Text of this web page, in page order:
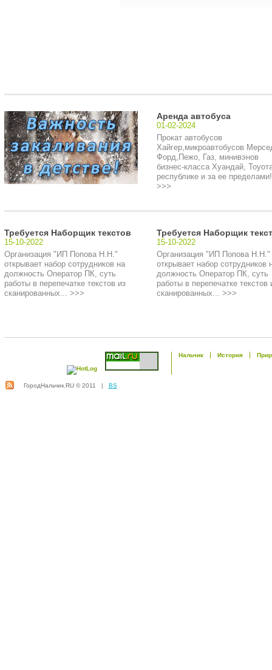
Аренда автобуса
01-02-2024
Прокат автобусов
Хайгер,микроавтобусов
Форд,Пежо, Газ, минивэнов
бизнес-класса Хуандай,
республике и за ее
>>>
Требуется Наборщик текстов
15-10-2022
Организация "ИП Попова Н.Н."
открывает набор сотрудников на
должность Оператор ПК, суть
работы в перепечатке текстов из
сканированных... >>>
Требуется Наборщик
15-10-2022
Организация "ИП Попова Н.Н."
открывает набор сотрудников
должность Оператор ПК, суть
работы в перепечатке текстов
сканированных... >>>
Нальчик История
ГородНальчик.RU © 2011 | BS